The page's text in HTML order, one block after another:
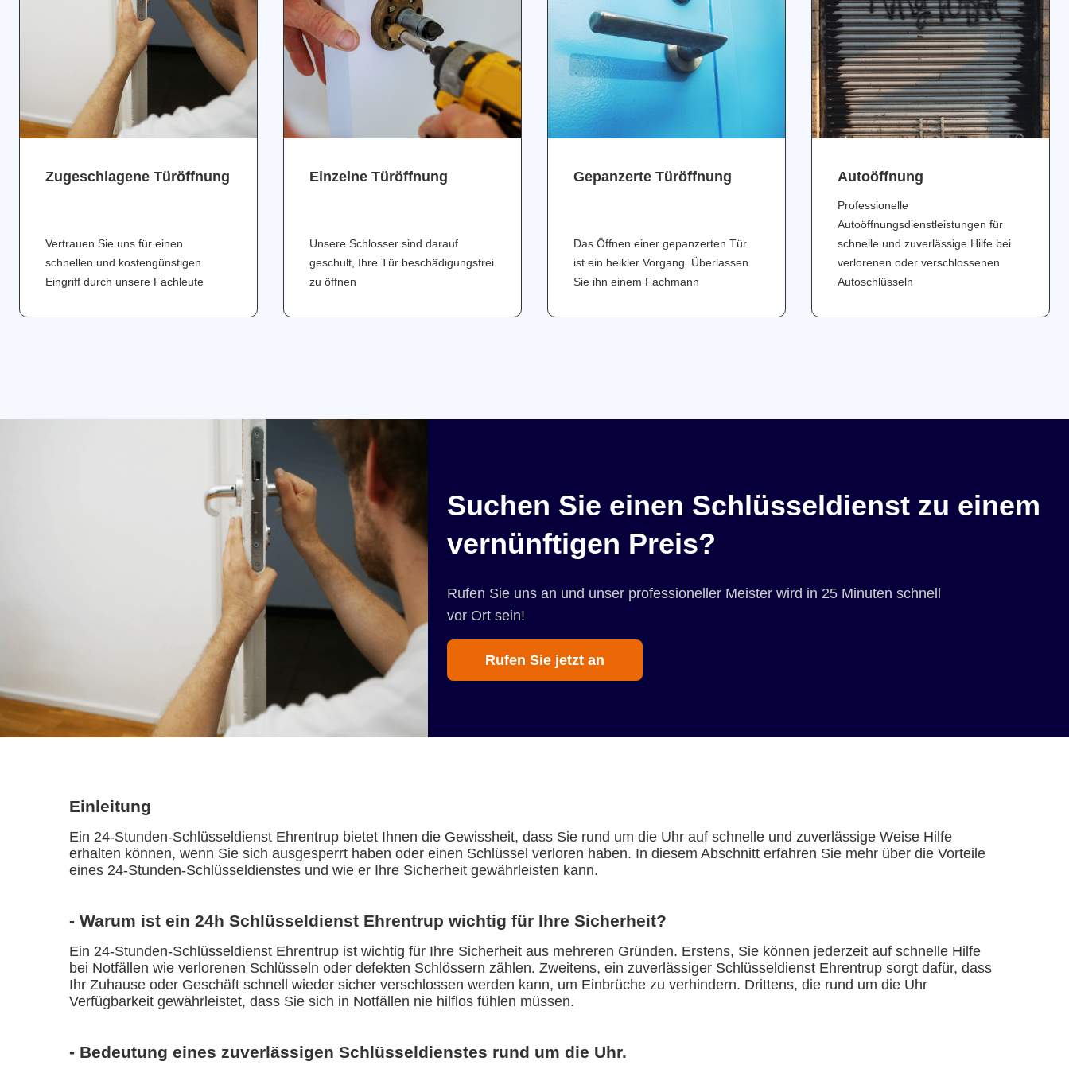
Zugeschlagene Türöffnung
Vertrauen Sie uns für einen
schnellen und kostengünstigen
Eingriff durch unsere Fachleute
Einzelne Türöffnung
Unsere Schlosser sind darauf
geschult, Ihre Tür beschädigungsfrei
zu öffnen
Gepanzerte Türöffnung
Das Öffnen einer gepanzerten Tür
ist ein heikler Vorgang. Überlassen
Sie ihn einem Fachmann
Аutoöffnung
Professionelle
Autoöffnungsdienstleistungen für
schnelle und zuverlässige Hilfe bei
verlorenen oder verschlossenen
Autoschlüsseln
Suchen Sie einen Schlüsseldienst zu einem
vernünftigen Preis?
Rufen Sie uns an und unser professioneller Meister wird in 25 Minuten schnell
vor Ort sein!
Rufen Sie jetzt an
Einleitung
Ein 24-Stunden-Schlüsseldienst Ehrentrup bietet Ihnen die Gewissheit, dass Sie rund um die Uhr auf schnelle und zuverlässige Weise Hilfe
erhalten können, wenn Sie sich ausgesperrt haben oder einen Schlüssel verloren haben. In diesem Abschnitt erfahren Sie mehr über die Vorteile
eines 24-Stunden-Schlüsseldienstes und wie er Ihre Sicherheit gewährleisten kann.
- Warum ist ein 24h Schlüsseldienst Ehrentrup wichtig für Ihre Sicherheit?
Ein 24-Stunden-Schlüsseldienst Ehrentrup ist wichtig für Ihre Sicherheit aus mehreren Gründen. Erstens, Sie können jederzeit auf schnelle Hilfe
bei Notfällen wie verlorenen Schlüsseln oder defekten Schlössern zählen. Zweitens, ein zuverlässiger Schlüsseldienst Ehrentrup sorgt dafür, dass
Ihr Zuhause oder Geschäft schnell wieder sicher verschlossen werden kann, um Einbrüche zu verhindern. Drittens, die rund um die Uhr
Verfügbarkeit gewährleistet, dass Sie sich in Notfällen nie hilflos fühlen müssen.
- Bedeutung eines zuverlässigen Schlüsseldienstes rund um die Uhr.